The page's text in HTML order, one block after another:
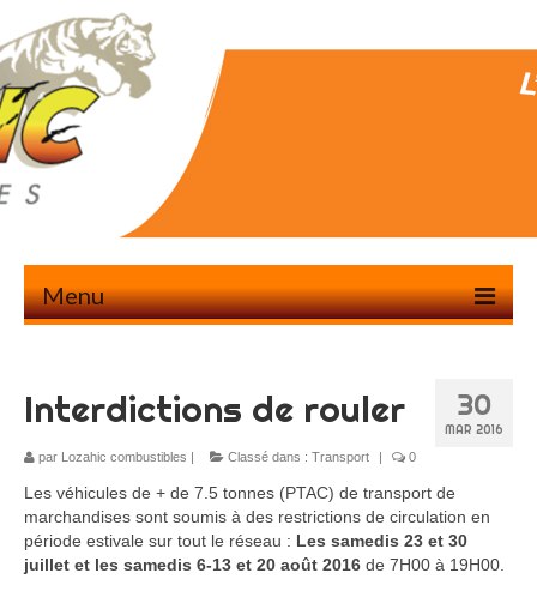
Menu
Nous contacter 6J/7J
Service Livraisons
Service transport
Certificats – CEE
30
MAR 2016
Interdictions de rouler
par Lozahic combustibles | Classé dans : Transport | 0
Les véhicules de + de 7.5 tonnes (PTAC) de transport de
marchandises sont soumis à des restrictions de circulation en
période estivale sur tout le réseau : Les samedis 23 et 30
juillet et les samedis 6-13 et 20 août 2016 de 7H00 à 19H00.